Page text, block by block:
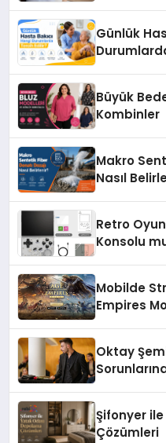
Günlük
Büyük
Kombinler
Makro
Nasıl
Retro
Konsolu
Mobilde
Empires
Oktay
Şifonyer
Çözümleri